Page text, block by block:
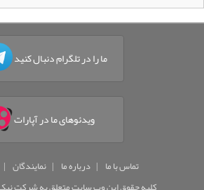
ما را در تلگرام دنبال کنید
ویدئوهای ما در آپارات
نمایندگان درباره ما
تماس با ما